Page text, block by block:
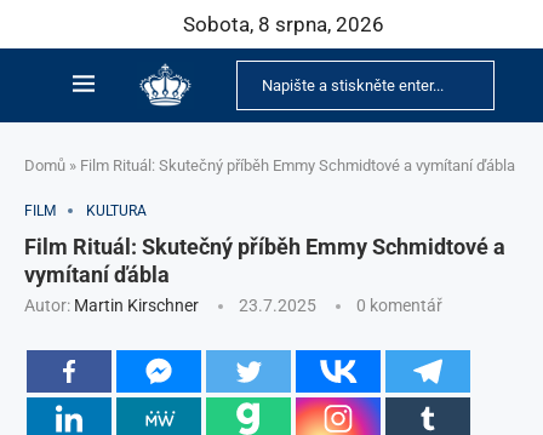
Sobota, 8 srpna, 2026
Domů » Film Rituál: Skutečný příběh Emmy Schmidtové a vymítaní ďábla
FILM KULTURA
Film Rituál: Skutečný příběh Emmy Schmidtové a
vymítaní ďábla
Autor: Martin Kirschner 23.7.2025 0 komentář